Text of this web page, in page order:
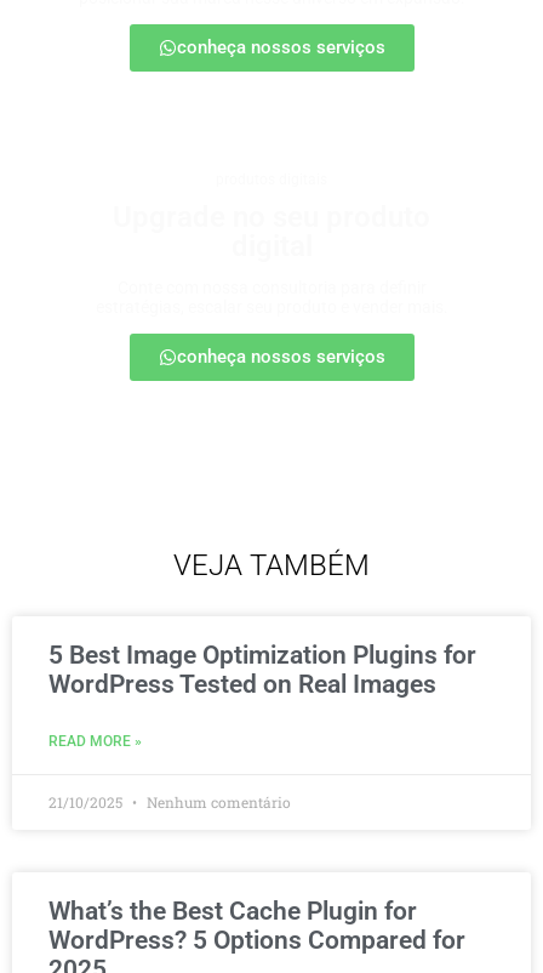
conheça nossos serviços
conheça nossos serviços
VEJA TAMBÉM
5 Best Image Optimization Plugins for
WordPress Tested on Real Images
READ MORE »
21/10/2025 Nenhum comentário
What’s the Best Cache Plugin for
WordPress? 5 Options Compared for